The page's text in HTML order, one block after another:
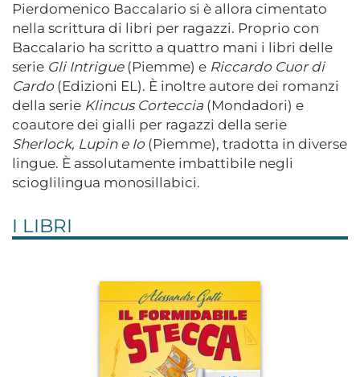
Pierdomenico Baccalario si è allora cimentato
nella scrittura di libri per ragazzi. Proprio con
Baccalario ha scritto a quattro mani i libri delle
serie Gli Intrigue(Piemme) e Riccardo Cuor di
Cardo(Edizioni EL). È inoltre autore dei romanzi
della serie Klincus Corteccia (Mondadori) e
coautore dei gialli per ragazzi della serie
Sherlock, Lupin e Io(Piemme), tradotta in diverse
lingue. È assolutamente imbattibile negli
scioglilingua monosillabici.
I LIBRI